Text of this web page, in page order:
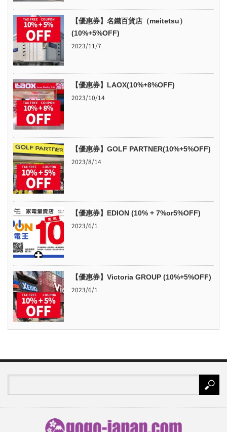
【優惠券】名鐵百貨店（meitetsu）
(10%+5%OFF)
2023/11/7
【優惠券】LAOX(10%+8%OFF)
2023/10/14
【優惠券】GOLF PARTNER(10%+5%OFF)
2023/8/14
【優惠券】EDION (10% + 7%or5%OFF)
2023/6/1
【優惠券】Victoria GROUP (10%+5%OFF)
2023/6/1